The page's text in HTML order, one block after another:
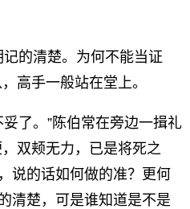
的清楚。为何不能当证
高手一般站在堂上。
了。”陈伯常在旁边一揖礼
双颊无力，已是将死之
说的话如何做的准？更何
清楚，可是谁知道是不是